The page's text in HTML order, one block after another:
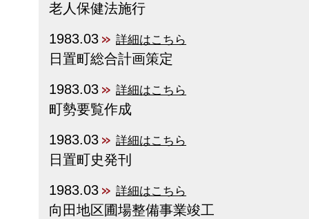
老人保健法施行
1983.03
詳細はこちら
日置町総合計画策定
1983.03
詳細はこちら
町勢要覧作成
1983.03
詳細はこちら
日置町史発刊
1983.03
詳細はこちら
向田地区圃場整備事業竣工